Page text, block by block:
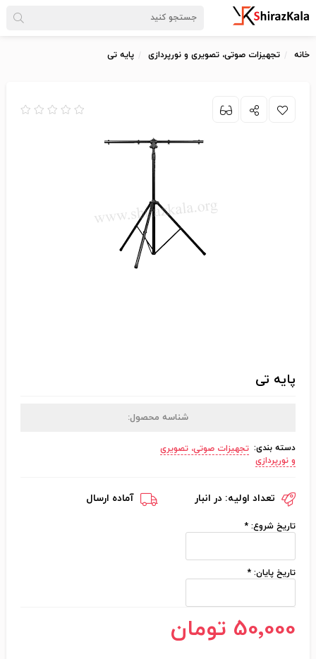
خانه تجهیزات صوتی، تصویری و نورپردازی پایه تی
پایه تی
شناسه محصول:
دسته بندی: تجهیزات صوتی، تصویری
و نورپردازی
تعداد اولیه: در انبار آماده ارسال
تاریخ شروع: *
تاریخ پایان: *
50٬000 تومان